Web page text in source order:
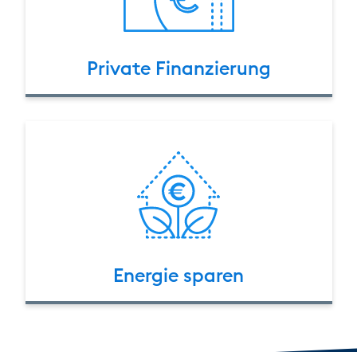
Private Finanzierung
Energie sparen